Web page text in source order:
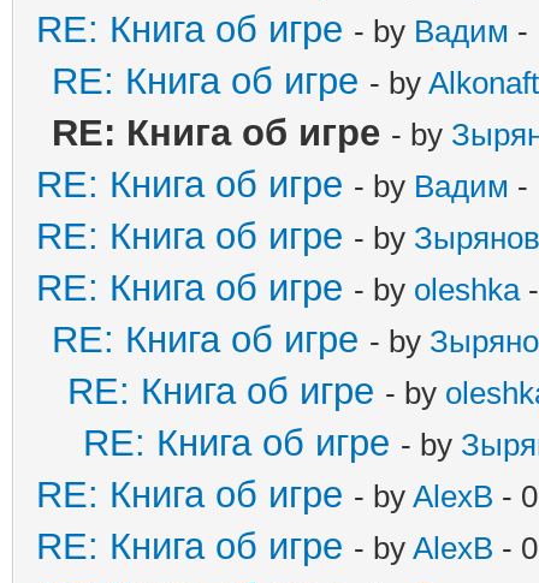
RE: Книга об игре - by Вадим -
RE: Книга об игре - by Alkonaft
RE: Книга об игре - by
RE: Книга об игре - by Вадим -
RE: Книга об игре - by Зырянов
RE: Книга об игре - by oleshka-
RE: Книга об игре - by
RE: Книга об игре - by
RE: Книга об игре - by
RE: Книга об игре - by AlexB -
RE: Книга об игре - by AlexB -